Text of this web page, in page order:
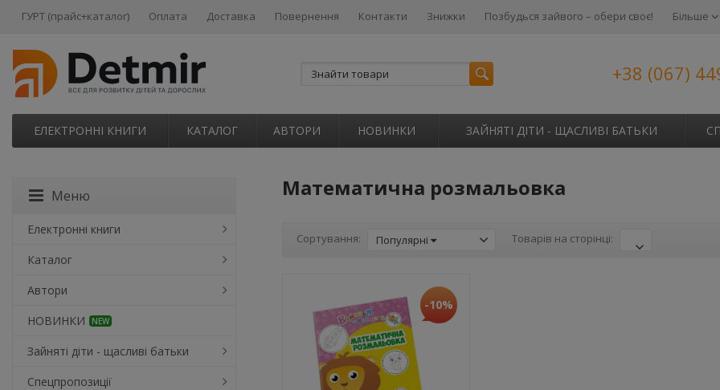
ГУРТ (прайс+каталог) Оплата Доставка Повернення Контакти Знижки Позбудься зайвого – обери своє! Більше
+38 (067)
ЕЛЕКТРОННІ КНИГИ КАТАЛОГ АВТОРИ НОВИНКИ ЗАЙНЯТІ ДІТИ - ЩАСЛИВІ БАТЬКИ
Математична розмальовка
Сортування: Популярні Товарів на сторінці:
-10%
Меню
Електронні книги
Каталог
Автори
НОВИНКИ
NEW
Зайняті діти - щасливі батьки
Спецпропозиції